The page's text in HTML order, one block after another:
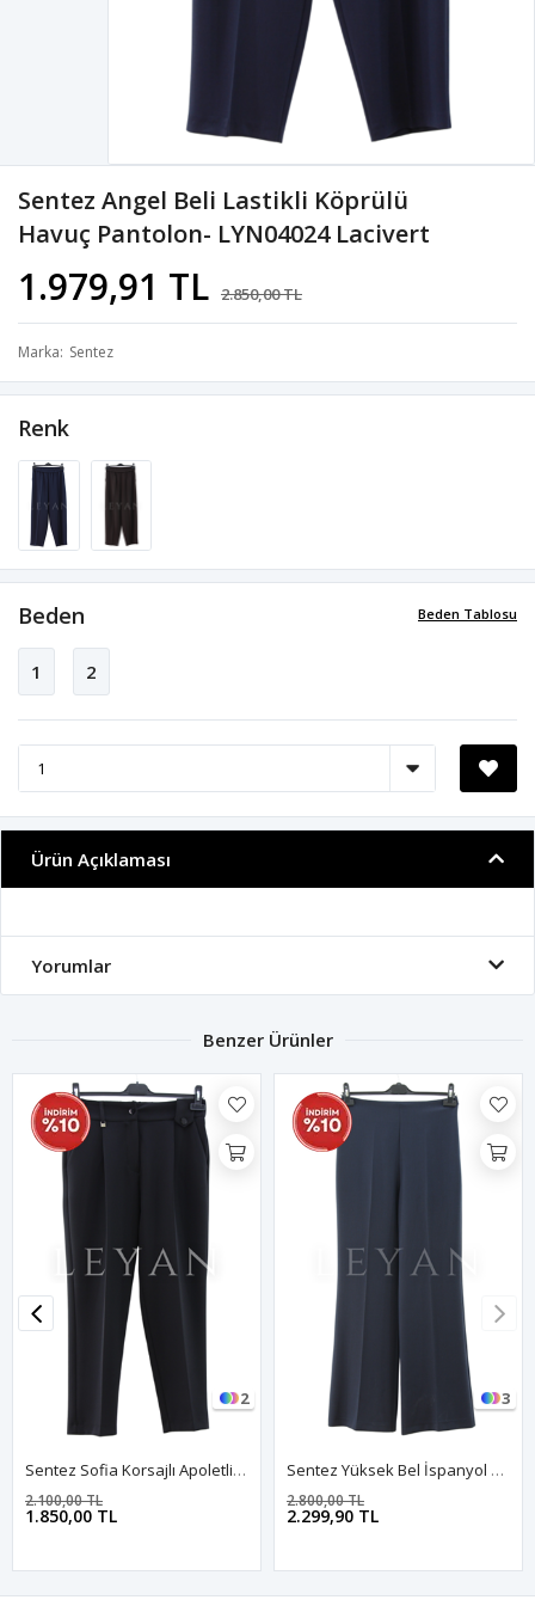
Sentez Angel Beli Lastikli Köprülü
Havuç Pantolon- LYN04024 Lacivert
1.979,91 TL 2.850,00 TL
Marka Sentez
Renk
Beden Tablosu
Beden
1 2
Ürün Açıklaması
Yorumlar
Benzer Ürünler
2
Sentez Sofia Korsajlı Apoletli Pantolon- LYN04017 Siyah
1.850,00 TL
2.100,00 TL
3
Sentez Yüksek Bel İspanyol Pantolon- LYN03978 Lacivert
2.299,90 TL
2.800,00 TL